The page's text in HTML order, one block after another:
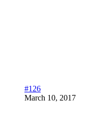
#126
March 10, 2017